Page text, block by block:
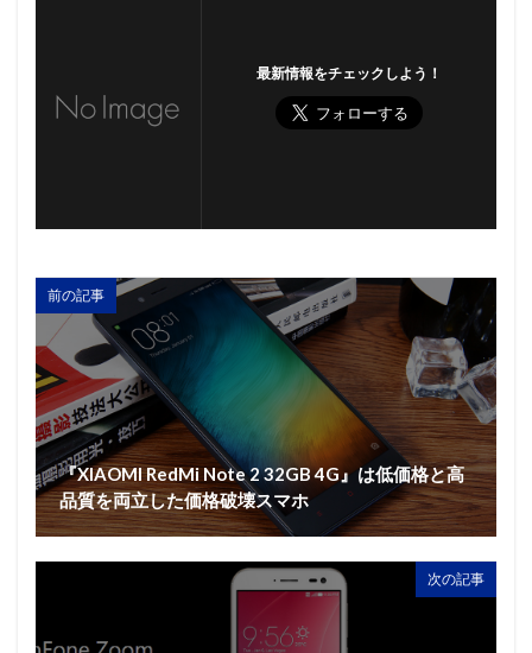
最新情報をチェックしよう！
前の記事
『XIAOMI RedMi Note 2 32GB 4G』は低価格と高
品質を両立した価格破壊スマホ
次の記事